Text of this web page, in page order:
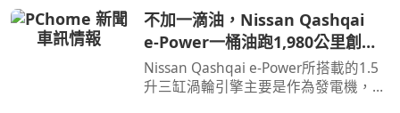
進入前10名，不過今年上半年奇瑞也加
入前10名了。
不加一滴油，Nissan Qashqai
e‑Power一桶油跑1,980公里創金
氏世界紀錄
Nissan Qashqai e‑Power所搭載的1.5
升三缸渦輪引擎主要是作為發電機，因